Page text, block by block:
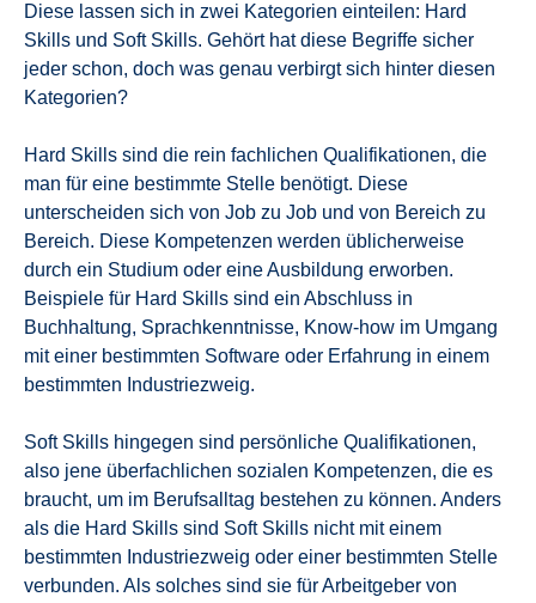
Diese lassen sich in zwei Kategorien einteilen: Hard
Skills und Soft Skills. Gehört hat diese Begriffe sicher
jeder schon, doch was genau verbirgt sich hinter diesen
Kategorien?
Hard Skills sind die rein fachlichen Qualifikationen, die
man für eine bestimmte Stelle benötigt. Diese
unterscheiden sich von Job zu Job und von Bereich zu
Bereich. Diese Kompetenzen werden üblicherweise
durch ein Studium oder eine Ausbildung erworben.
Beispiele für Hard Skills sind ein Abschluss in
Buchhaltung, Sprachkenntnisse, Know-how im Umgang
mit einer bestimmten Software oder Erfahrung in einem
bestimmten Industriezweig.
Soft Skills hingegen sind persönliche Qualifikationen,
also jene überfachlichen sozialen Kompetenzen, die es
braucht, um im Berufsalltag bestehen zu können. Anders
als die Hard Skills sind Soft Skills nicht mit einem
bestimmten Industriezweig oder einer bestimmten Stelle
verbunden. Als solches sind sie für Arbeitgeber von